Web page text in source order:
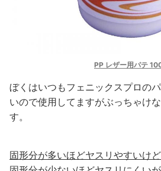
PP レザー用パテ
ぼくはいつもフェニックスプロの
いので使用してますがぶっちゃけ
す。
固形分が多いほどヤスリやすいけ